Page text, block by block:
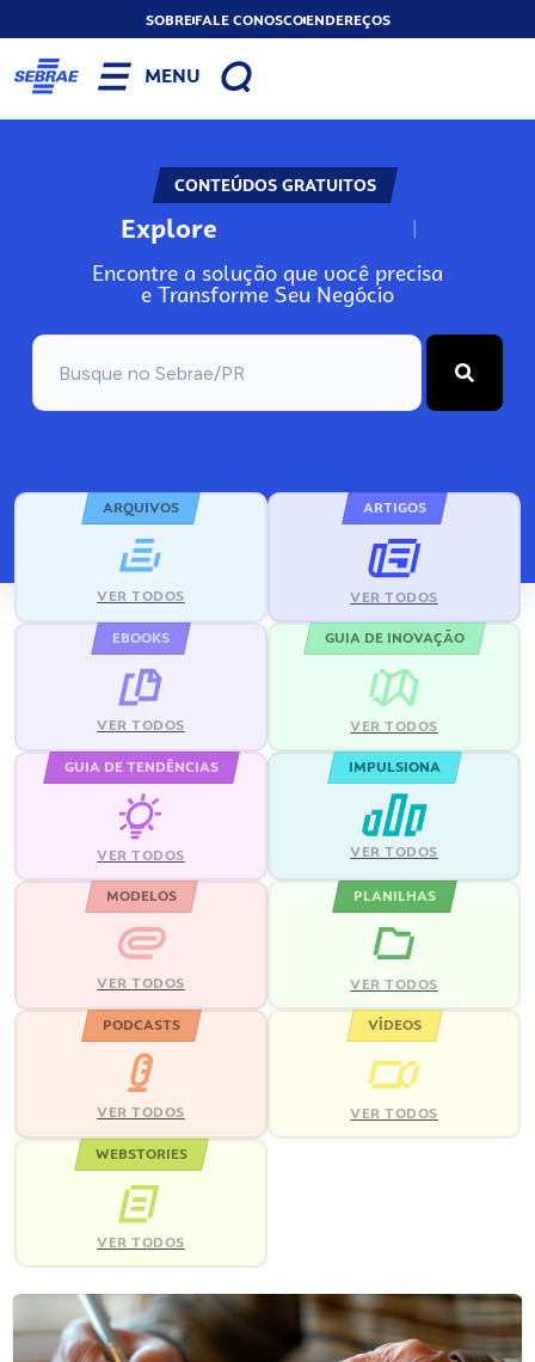
SOBREFALE CONOSCOENDEREÇOS
MENU
CONTEÚDOS GRATUITOS
Explore N
Encontre a solução que você precisa
e Transforme Seu Negócio
ARQUIVOS
VER TODOS
ARTIGOS
VER TODOS
EBOOKS
VER TODOS
GUIA DE INOVAÇÃO
VER TODOS
GUIA DE TENDÊNCIAS
VER TODOS
IMPULSIONA
VER TODOS
MODELOS
VER TODOS
PLANILHAS
VER TODOS
PODCASTS
VER TODOS
VÍDEOS
VER TODOS
WEBSTORIES
VER TODOS